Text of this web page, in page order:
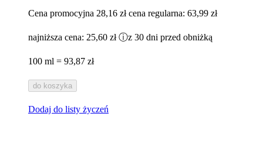
Cena promocyjna 28,16 zł cena regularna: 63,99 zł
najniższa cena: 25,60 zł ⓘz 30 dni przed obniżką
100 ml = 93,87 zł
do koszyka
Dodaj do listy życzeń